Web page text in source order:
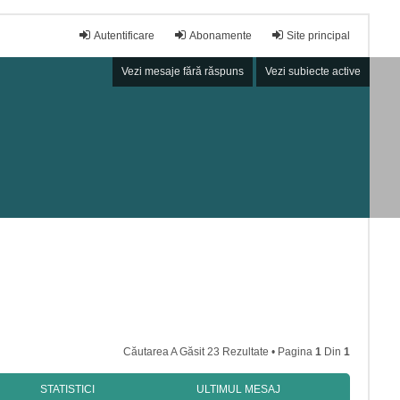
Site principal
Abonamente
Autentificare
Vezi mesaje fără răspuns Vezi subiecte active
Căutarea A Găsit 23 Rezultate • Pagina1 Din1
STATISTICI ULTIMUL MESAJ